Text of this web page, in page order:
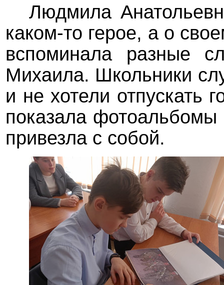
Людмила
каком-то герое, а о
вспоминала разные
Михаила. Школьники
и не хотели отпускать
показала
привезла с собой.